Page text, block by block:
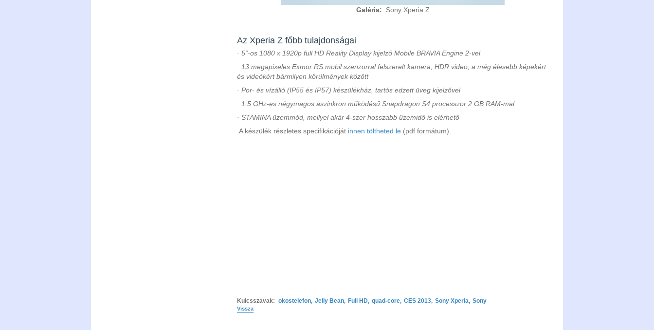
Galéria: Sony Xperia Z
Az Xperia Z főbb tulajdonságai
· 5”-os 1080 x 1920p full HD Reality Display kijelző Mobile BRAVIA Engine 2-vel
· 13 megapixeles Exmor RS mobil szenzorral felszerelt kamera, HDR video, a még élesebb képekért
és videókért bármilyen körülmények között
· Por- és vízálló (IP55 és IP57) készülékház, tartós edzett üveg kijelzővel
· 1.5 GHz-es négymagos aszinkron működésű Snapdragon S4 processzor 2 GB RAM-mal
· STAMINA üzemmód, mellyel akár 4-szer hosszabb üzemidő is elérhető
A készülék részletes specifikációját innen töltheted le (pdf formátum).
Kulcsszavak: okostelefon, Jelly Bean, Full HD, quad-core, CES 2013, Sony Xperia, Sony
Vissza